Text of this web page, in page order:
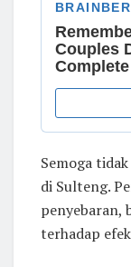
Semoga
di Sulteng.
penyebaran,
terhadap